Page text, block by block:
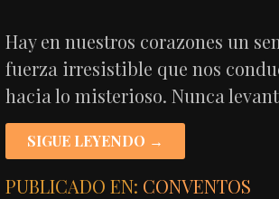
Hay en nuestros corazones un
fuerza irresistible que nos
hacia lo misterioso. Nunca
SIGUE LEYENDO →
PUBLICADO EN: CONVENTOS